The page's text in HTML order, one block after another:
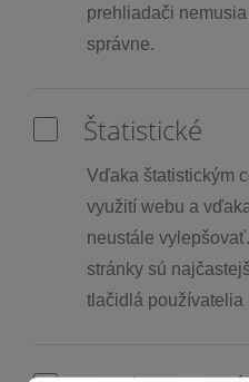
prehliadači
správne.
Štatistické
Vďaka štatistickým
využití webu a
neustále
stránky sú
tlačidlá používatelia